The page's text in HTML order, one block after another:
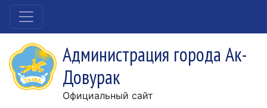
Администрация города Ак-
Довурак
Официальный сайт